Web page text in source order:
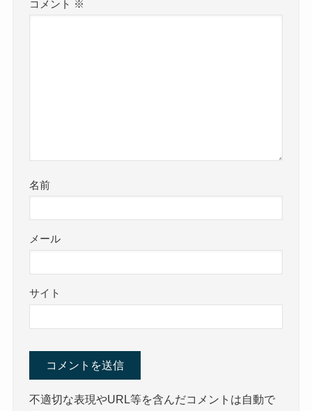
コメント ※
名前
メール
サイト
不適切な表現やURL等を含んだコメントは自動で